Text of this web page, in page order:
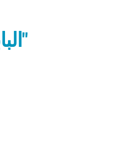
البابا فرنسيس التقى بصديق له "الأب بيبي"